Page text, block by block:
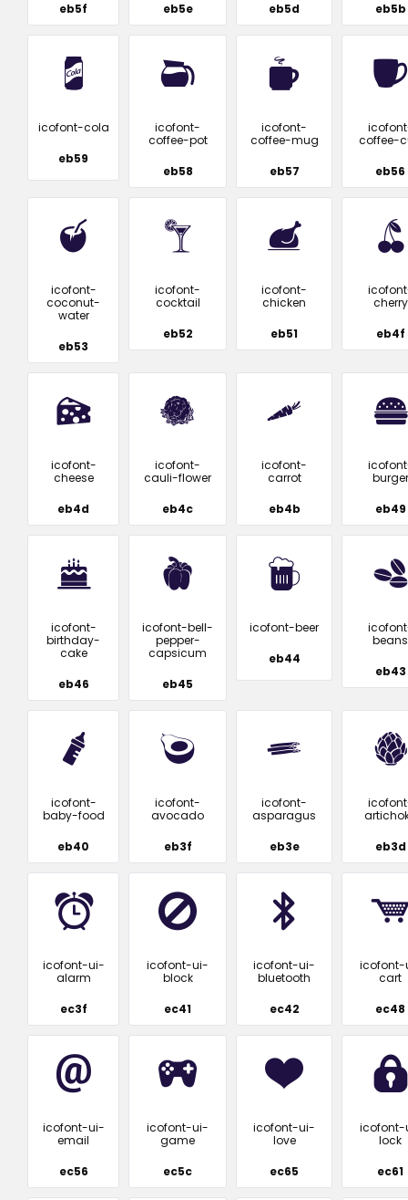
eb5f
eb5e
eb5d
eb5b
icofont-cola
eb59
icofont-
coffee-pot
eb58
icofont-
coffee-mug
eb57
coffee-
eb56
icofont-
coconut-
water
eb53
icofont-
cocktail
eb52
icofont-
chicken
eb51
cherry
eb4f
icofont-
cheese
eb4d
icofont-
cauli-flower
eb4c
icofont-
carrot
eb4b
burger
eb49
icofont-
birthday-
cake
eb46
icofont-bell-
pepper-
capsicum
eb45
icofont-beer
eb44
beans
eb43
icofont-
baby-food
eb40
icofont-
avocado
eb3f
icofont-
asparagus
eb3e
eb3d
icofont-ui-
alarm
ec3f
icofont-ui-
block
ec41
icofont-ui-
bluetooth
ec42
cart
ec48
icofont-ui-
email
ec56
icofont-ui-
game
ec5c
icofont-ui-
love
ec65
lock
ec61